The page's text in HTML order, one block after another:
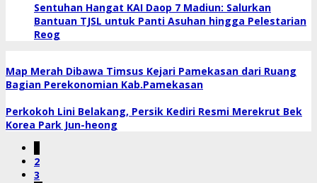
Sentuhan Hangat KAI Daop 7 Madiun: Salurkan
Bantuan TJSL untuk Panti Asuhan hingga Pelestarian
Reog
Map Merah Dibawa Timsus Kejari Pamekasan dari Ruang
Bagian Perekonomian Kab.Pamekasan
Perkokoh Lini Belakang, Persik Kediri Resmi Merekrut Bek
Korea Park Jun-heong
2
3